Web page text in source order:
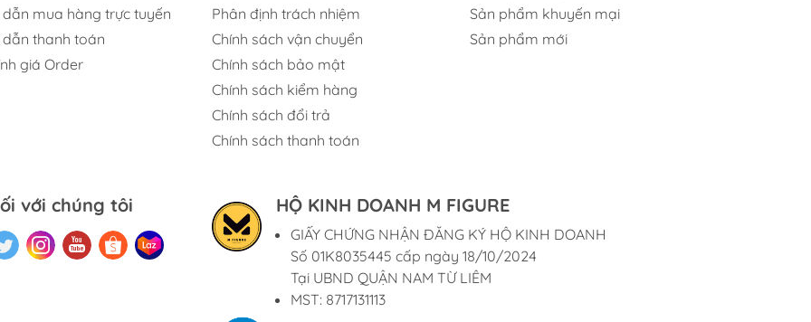
mua hàng trực tuyến
thanh toán
giá Order
Phân định trách nhiệm
Chính sách vận chuyển
Chính sách bảo mật
Chính sách kiểm hàng
Chính sách đổi trả
Chính sách thanh toán
Sản phẩm khuyến mại
Sản phẩm mới
với chúng tôi HỘ KINH DOANH M FIGURE
GIẤY CHỨNG NHẬN ĐĂNG KÝ HỘ KINH DOANH
Số 01K8035445 cấp ngày 18/10/2024
Tại UBND QUẬN NAM TỪ LIÊM
MST: 8717131113